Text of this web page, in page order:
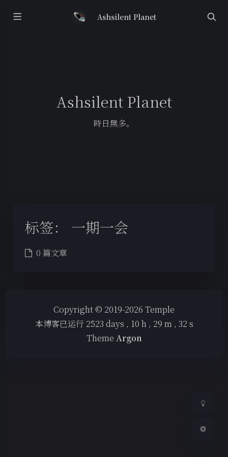
Ashsilent Planet
Ashsilent Planet
時日無多。
Sans Serif
标签： 一期一会
0 篇文章
Copyright © 2019-2026 Temple
本博客已运行 2523 days , 10 h , 29 m , 32 s
Theme Argon